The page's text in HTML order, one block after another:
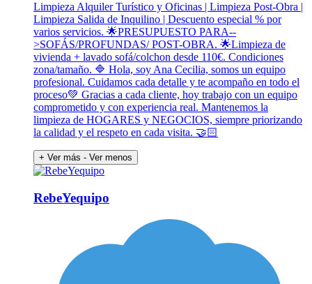
Limpieza Alquiler Turístico y Oficinas | Limpieza Post-Obra |
Limpieza Salida de Inquilino | Descuento especial % por
varios servicios. 🌟PRESUPUESTO PARA--
>SOFÁS/PROFUNDAS/ POST-OBRA. 🌟Limpieza de
vivienda + lavado sofá/colchon desde 110€. Condiciones
zona/tamaño. 🔷 Hola, soy Ana Cecilia, somos un equipo
profesional. Cuidamos cada detalle y te acompaño en todo el
proceso💚 Gracias a cada cliente, hoy trabajo con un equipo
comprometido y con experiencia real. Mantenemos la
limpieza de HOGARES y NEGOCIOS, siempre priorizando
la calidad y el respeto en cada visita. 🤝🏻
+ Ver más - Ver menos
RebeYequipo